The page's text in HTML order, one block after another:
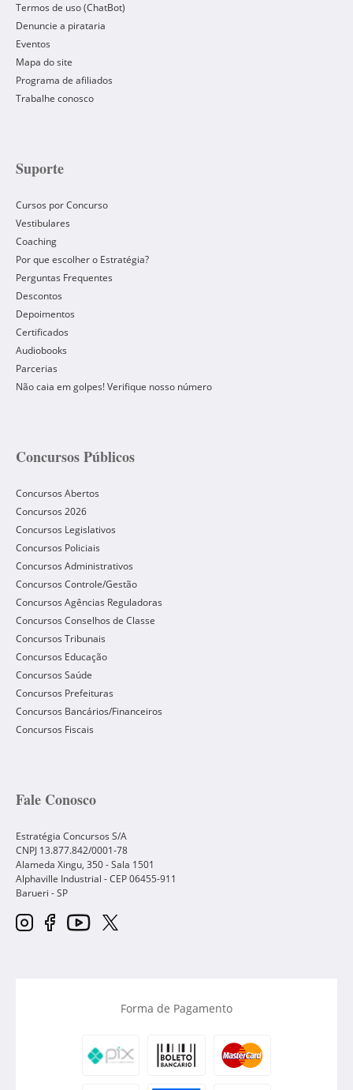
Termos de uso (ChatBot)
Denuncie a pirataria
Eventos
Mapa do site
Programa de afiliados
Trabalhe conosco
Suporte
Cursos por Concurso
Vestibulares
Coaching
Por que escolher o Estratégia?
Perguntas Frequentes
Descontos
Depoimentos
Certificados
Audiobooks
Parcerias
Não caia em golpes! Verifique nosso número
Concursos Públicos
Concursos Abertos
Concursos 2026
Concursos Legislativos
Concursos Policiais
Concursos Administrativos
Concursos Controle/Gestão
Concursos Agências Reguladoras
Concursos Conselhos de Classe
Concursos Tribunais
Concursos Educação
Concursos Saúde
Concursos Prefeituras
Concursos Bancários/Financeiros
Concursos Fiscais
Fale Conosco
Estratégia Concursos S/A
CNPJ 13.877.842/0001-78
Alameda Xingu, 350 - Sala 1501
Alphaville Industrial - CEP06455-911
Barueri -SP
Forma de Pagamento